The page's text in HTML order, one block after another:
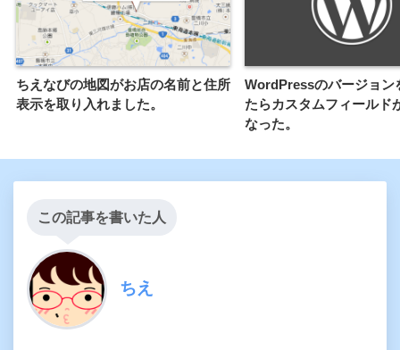
ちえなびの地図がお店の名前と住所
表示を取り入れました。
WordPressのバージョン
たらカスタムフィールド
なった。
この記事を書いた人
ちえ